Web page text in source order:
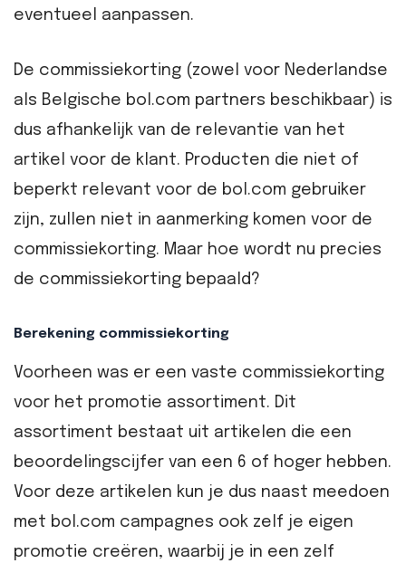
eventueel aanpassen.
De commissiekorting (zowel voor Nederlandse
als Belgische bol.com partners beschikbaar) is
dus afhankelijk van de relevantie van het
artikel voor de klant. Producten die niet of
beperkt relevant voor de bol.com gebruiker
zijn, zullen niet in aanmerking komen voor de
commissiekorting. Maar hoe wordt nu precies
de commissiekorting bepaald?
Berekening commissiekorting
Voorheen was er een vaste commissiekorting
voor het promotie assortiment. Dit
assortiment bestaat uit artikelen die een
beoordelingscijfer van een 6 of hoger hebben.
Voor deze artikelen kun je dus naast meedoen
met bol.com campagnes ook zelf je eigen
promotie creëren, waarbij je in een zelf